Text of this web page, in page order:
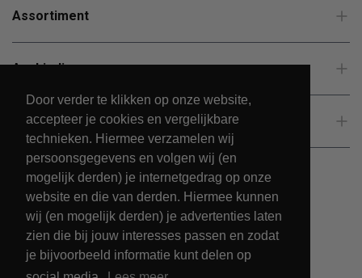
Door verder te klikken op onze website,
accepteer je cookies en vergelijkbare
technieken. Hiermee verzamelen wij
persoonsgegevens en volgen wij (en
mogelijk derden) je internetgedrag op onze
website en die van derden. Hiermee kunnen
wij (en mogelijk derden) je advertenties laten
zien die bij jouw interesses passen en zodat
je bijvoorbeeld informatie kunt delen op
Assortiment
Aanbiedingen
Klantenservice